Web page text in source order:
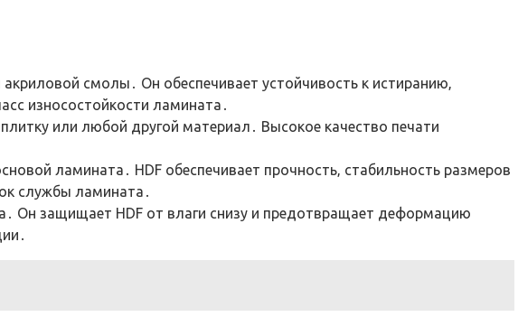
смолы․ Он обеспечивает устойчивость к истиранию‚
износостойкости ламината․
или любой другой материал․ Высокое качество печати
ламината․ HDF обеспечивает прочность‚ стабильность размеров
службы ламината․
Он защищает HDF от влаги снизу и предотвращает деформацию